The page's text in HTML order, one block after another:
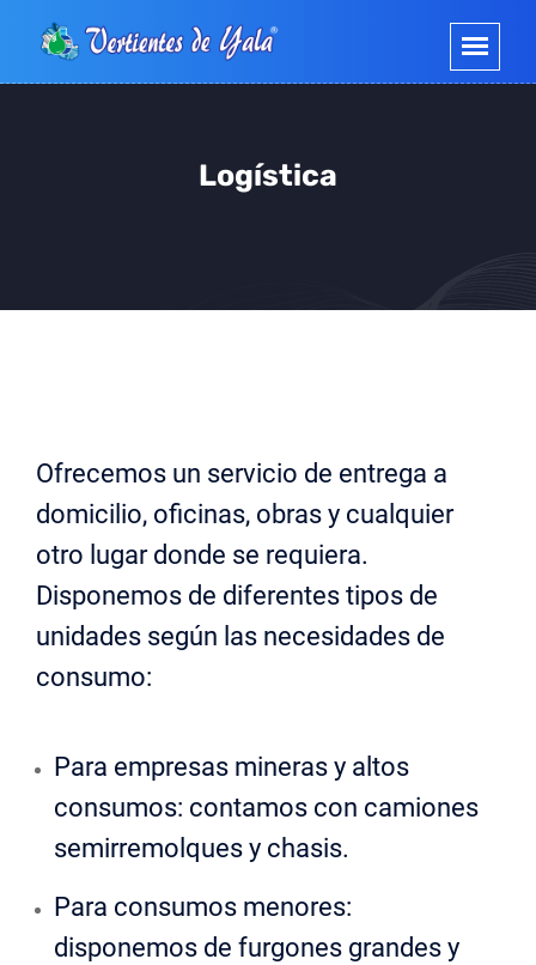
Logística
Ofrecemos un servicio de entrega a
domicilio, oficinas, obras y cualquier
otro lugar donde se requiera.
Disponemos de diferentes tipos de
unidades según las necesidades de
consumo:
Para empresas mineras y altos
consumos: contamos con camiones
semirremolques y chasis.
Para consumos menores:
disponemos de furgones grandes y